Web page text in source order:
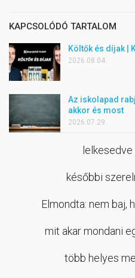
KAPCSOLÓDÓ TARTALOM
Költők és díjak |
2026.08.04.
Az iskolapad
akkor és most
2026.07.29.
későbbi
Elmondta: nem baj,
mit akar mondani
több helyes